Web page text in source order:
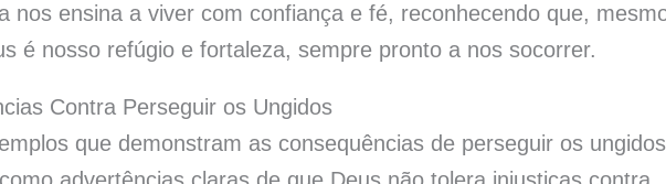
nos ensina a viver com confiança e fé, reconhecendo que,
é nosso refúgio e fortaleza, sempre pronto a nos socorrer.
Contra Perseguir os Ungidos
que demonstram as consequências de perseguir os